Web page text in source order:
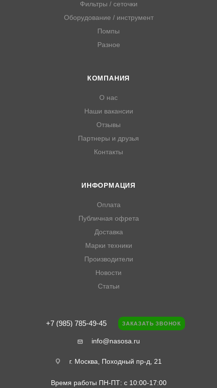
Фильтры / сеточки
Оборудование / инструмент
Помпы
Разное
КОМПАНИЯ
О нас
Наши вакансии
Отзывы
Партнеры и друзья
Контакты
ИНФОРМАЦИЯ
Оплата
Публичная офрета
Доставка
Марки техники
Производители
Новости
Статьи
+7 (985) 785-49-45 ЗАКАЗАТЬ ЗВОНОК
info@nasosa.ru
г. Москва, Походный пр-д, 21
Время работы ПН-ПТ: с 10:00-17:00